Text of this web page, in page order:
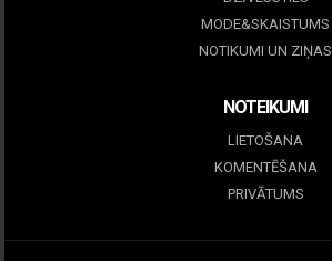
MODE&SKAISTUMS
NOTIKUMI UN ZIŅAS
NOTEIKUMI
LIETOŠANA
KOMENTĒŠANA
PRIVĀTUMS